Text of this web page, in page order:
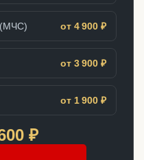
(МЧС) от 4 900 ₽
от 3 900 ₽
от 1 900 ₽
₽